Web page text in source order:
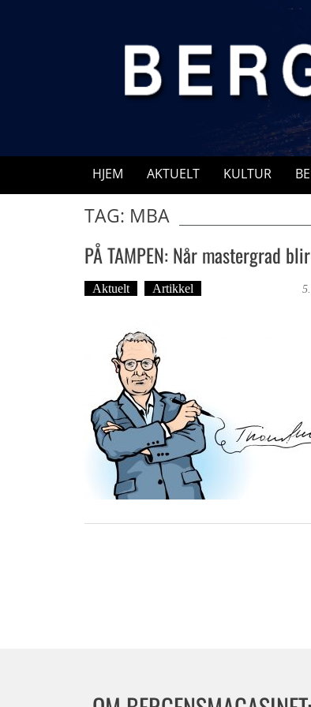
HJEM AKTUELT KULTUR
TAG: MBA
PÅ TAMPEN: Når mastergrad
Aktuelt Artikkel